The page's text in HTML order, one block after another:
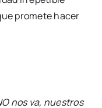
promete hacer
nos va, nuestros